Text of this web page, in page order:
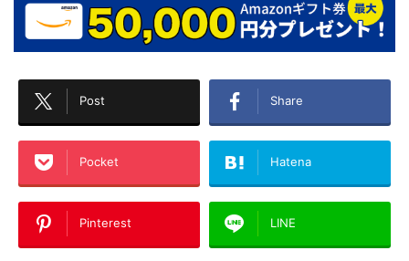
Post Share
Pocket Hatena
Pinterest LINE